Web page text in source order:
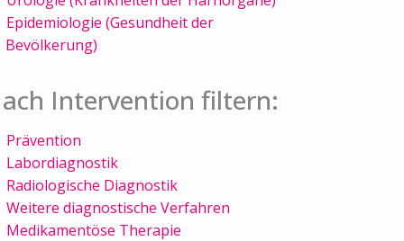
Epidemiologie (Gesundheit der
Bevölkerung)
Intervention filtern:
Prävention
Labordiagnostik
Radiologische Diagnostik
Weitere diagnostische Verfahren
Medikamentöse Therapie